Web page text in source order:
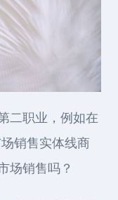
二职业，例如在
销售实体线商
场销售吗？